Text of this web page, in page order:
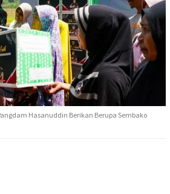
Hasanuddin Berikan Berupa Sembako